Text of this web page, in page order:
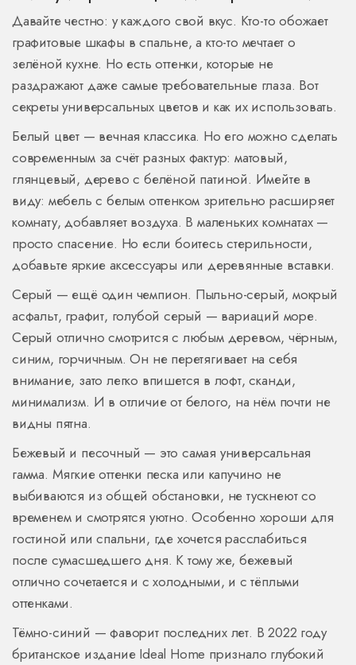
Давайте честно: у каждого свой вкус. Кто-то обожает
графитовые шкафы в спальне, а кто-то мечтает о
зелёной кухне. Но есть оттенки, которые не
раздражают даже самые требовательные глаза. Вот
секреты универсальных цветов и как их использовать.
Белый цвет — вечная классика. Но его можно сделать
современным за счёт разных фактур: матовый,
глянцевый, дерево с белёной патиной. Имейте в
виду: мебель с белым оттенком зрительно расширяет
комнату, добавляет воздуха. В маленьких комнатах —
просто спасение. Но если боитесь стерильности,
добавьте яркие аксессуары или деревянные вставки.
Серый — ещё один чемпион. Пыльно-серый, мокрый
асфальт, графит, голубой серый — вариаций море.
Серый отлично смотрится с любым деревом, чёрным,
синим, горчичным. Он не перетягивает на себя
внимание, зато легко впишется в лофт, сканди,
минимализм. И в отличие от белого, на нём почти не
видны пятна.
Бежевый и песочный — это самая универсальная
гамма. Мягкие оттенки песка или капучино не
выбиваются из общей обстановки, не тускнеют со
временем и смотрятся уютно. Особенно хороши для
гостиной или спальни, где хочется расслабиться
после сумасшедшего дня. К тому же, бежевый
отлично сочетается и с холодными, и с тёплыми
оттенками.
Тёмно-синий — фаворит последних лет. В 2022 году
британское издание Ideal Home признало глубокий